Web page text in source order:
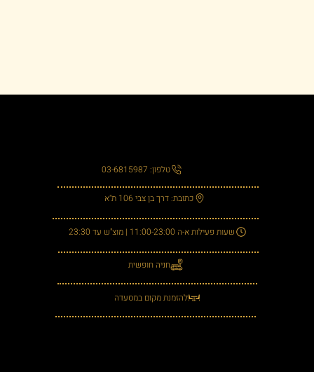
טלפון: 03-6815987
כתובת: דרך בן צבי 106 ת"א
שעות פעילות א-ה 11:00-23:00 | מוצ"ש עד 23:30
חניה חופשית
להזמנת מקום במסעדה